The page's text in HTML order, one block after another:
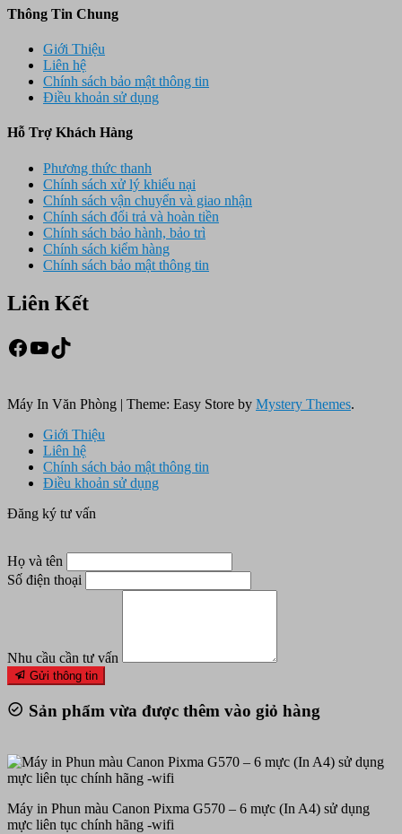
Thông Tin Chung
Giới Thiệu
Liên hệ
Chính sách bảo mật thông tin
Điều khoản sử dụng
Hỗ Trợ Khách Hàng
Phương thức thanh
Chính sách xử lý khiếu nại
Chính sách vận chuyển và giao nhận
Chính sách đổi trả và hoàn tiền
Chính sách bảo hành, bảo trì
Chính sách kiểm hàng
Chính sách bảo mật thông tin
Liên Kết
Facebook
Youtube
TikTok
Máy In Văn Phòng | Theme: Easy Store by Mystery Themes.
Giới Thiệu
Liên hệ
Chính sách bảo mật thông tin
Điều khoản sử dụng
Đăng ký tư vấn
Họ và tên
Số điện thoại
Nhu cầu cần tư vấn
Gửi thông tin
Sản phẩm vừa được thêm vào giỏ hàng
Máy in Phun màu Canon Pixma G570 – 6 mực (In A4) sử dụng
mực liên tục chính hãng -wifi